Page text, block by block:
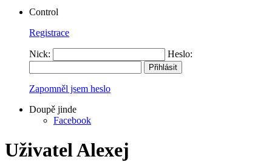
Control
Registrace
Nick: Heslo:
Zapomněl jsem heslo
Doupě jinde
Facebook
Uživatel Alexej